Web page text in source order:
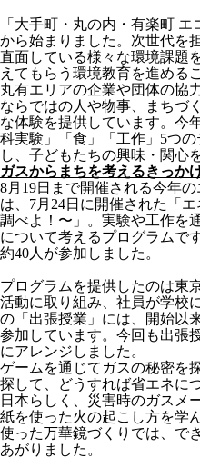
「大手町・丸の内・有楽町 エ
から始まりました。次世代を
直面している様々な環境課題
えてもらう環境教育を進める
丸有エリアの企業や団体の協
ならではの人や物事、まちづ
な体験を提供しています。今
科実験」「食」「工作」5つ
し、子どもたちの興味・関心
ガスからまちを考えるきっか
8月19日まで開催される今年
は、7月24日に開催された「
調べよ！〜」。実験や工作を
について考えるプログラムで
約40人が参加しました。
プログラムを提供したのは東
活動に取り組み、社員が学校
の「出張授業」には、開始以
参加しています。今回も出張
にアレンジしました。
ゲームを通じてガスの秘密を
探して、どうすれば省エネに
日本らしく、災害時のガスメ
紙を使った火の起こし方を学
使った万華鏡づくりでは、で
あがりました。